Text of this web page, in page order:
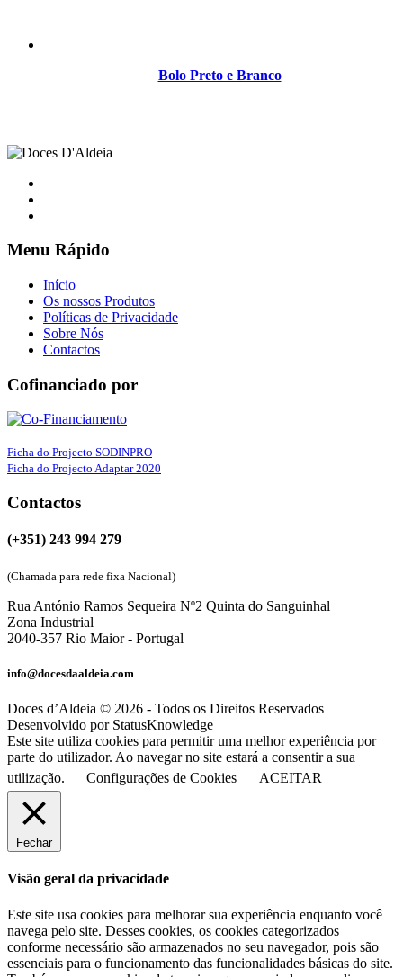
Bolo Preto e Branco
Menu Rápido
Início
Os nossos Produtos
Políticas de Privacidade
Sobre Nós
Contactos
Cofinanciado por
Ficha do Projecto SODINPRO
Ficha do Projecto Adaptar 2020
Contactos
(+351) 243 994 279
(Chamada para rede fixa Nacional)
Rua António Ramos Sequeira Nº2 Quinta do Sanguinhal
Zona Industrial
2040-357 Rio Maior - Portugal
info@docesdaaldeia.com
Doces d’Aldeia © 2026 - Todos os Direitos Reservados
Desenvolvido por StatusKnowledge
Este site utiliza cookies para permitir uma melhor experiência por
parte do utilizador. Ao navegar no site estará a consentir a sua
utilização.
Configurações de Cookies ACEITAR
Fechar
Visão geral da privacidade
Este site usa cookies para melhorar sua experiência enquanto você
navega pelo site. Desses cookies, os cookies categorizados
conforme necessário são armazenados no seu navegador, pois são
essenciais para o funcionamento das funcionalidades básicas do site.